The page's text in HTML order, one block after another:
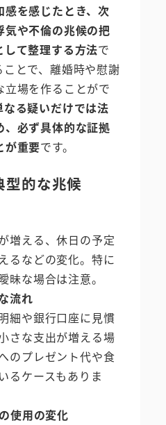
感を感じたとき、次
気や不倫の兆候の把
て整理する方法で
とで、離婚時や慰謝
場を作ることがで
なる疑いだけでは法
、必ず具体的な証拠
が重要です。
型的な兆候
増える、休日の予定
るなどの変化。特に
昧な場合は注意。
流れ
細や銀行口座に見慣
さな支出が増える場
のプレゼント代や食
るケースもありま
使用の変化